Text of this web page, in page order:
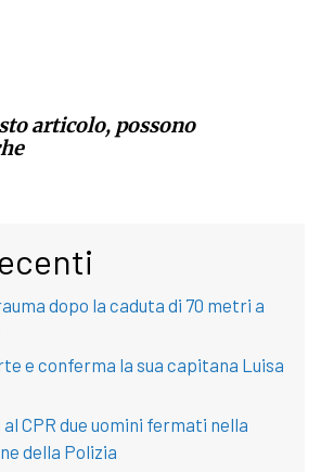
articolo, possono
dopo la caduta di 70 metri a
e conferma la sua capitana Luisa
CPR due uomini fermati nella
della Polizia